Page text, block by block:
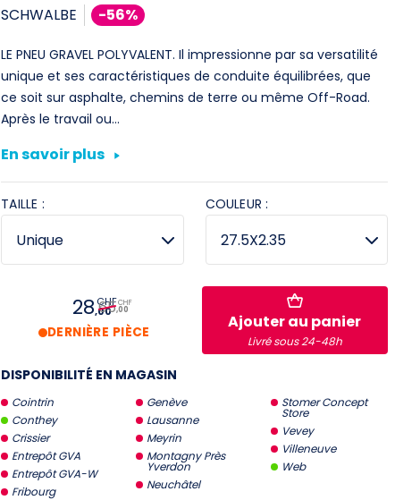
Neuchâtel
Vevey
Villeneuve
SCHWALBE -56%
LE PNEU GRAVEL POLYVALENT. Il impressionne par sa versatilité
unique et ses caractéristiques de conduite équilibrées, que
ce soit sur asphalte, chemins de terre ou même Off-Road.
Après le travail ou…
En savoir plus
TAILLE : COULEUR :
28,00
CHF
65,00
CHF
DERNIÈRE PIÈCE
Ajouter au panier
Livré sous 24-48h
DISPONIBILITÉ EN MAGASIN
Cointrin
Conthey
Crissier
Entrepôt GVA
Entrepôt GVA-W
Fribourg
Genève
Lausanne
Meyrin
Montagny Près
Yverdon
Neuchâtel
Stomer Concept
Store
Vevey
Villeneuve
Web